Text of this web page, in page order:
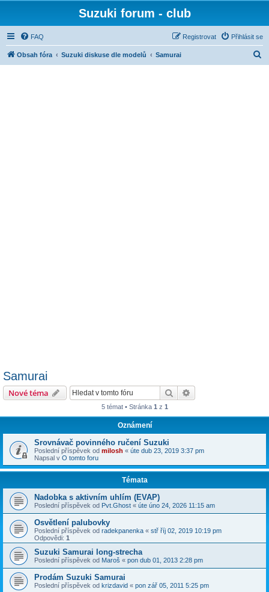
Suzuki forum - club
FAQ Přihlásit se
Registrovat
Obsah fóra Suzuki diskuse dle modelů Samurai
Samurai
Nové téma Hledat
5 témat • Stránka 1 z 1
Oznámení
Srovnávač povinného ručení Suzuki
Poslední příspěvek od milosh « úte dub 23, 2019 3:37 pm
Napsal v O tomto foru
Témata
Nadobka s aktivním uhlím (EVAP)
Poslední příspěvek od Pvt.Ghost « úte úno 24, 2026 11:15 am
Osvětlení palubovky
Poslední příspěvek od radekpanenka « stř říj 02, 2019 10:19 pm
Odpovědi: 1
Suzuki Samurai long-strecha
Poslední příspěvek od Maroš « pon dub 01, 2013 2:28 pm
Prodám Suzuki Samurai
Poslední příspěvek od krizdavid « pon zář 05, 2011 5:25 pm